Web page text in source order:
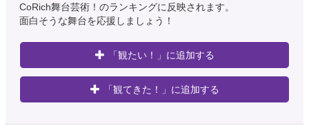
CoRich舞台芸術！のランキングに反映されます。
面白そうな舞台を応援しましょう！
「観たい！」に追加する
「観てきた！」に追加する